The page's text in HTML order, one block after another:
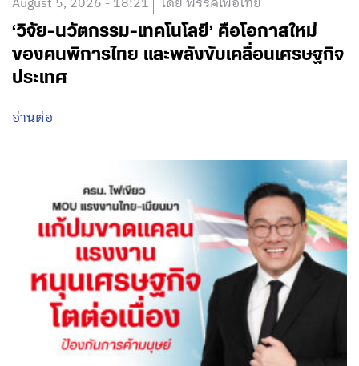
‘วิจัย-นวัตกรรม-เทคโนโลยี’ คือโอกาสใหม่
ของคนพิการไทย และพลังขับเคลื่อนเศรษฐกิจ
ประเทศ
อ่านต่อ